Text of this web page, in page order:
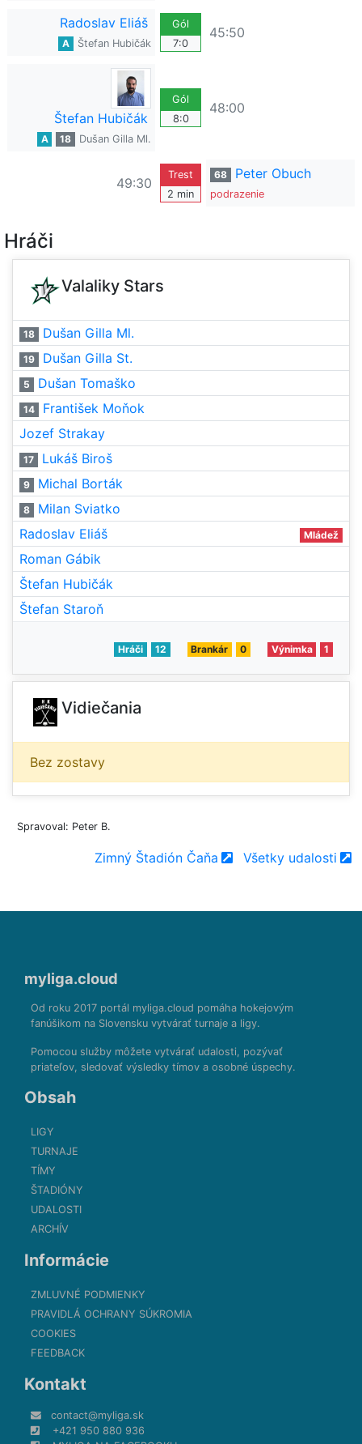
Radoslav Eliáš
A Štefan Hubičák
Gól
7:0
45:50
Štefan Hubičák
A 18 Dušan Gilla Ml.
Gól
8:0
48:00
49:30
Trest
2 min
68 Peter Obuch
podrazenie
Hráči
Valaliky Stars
18 Dušan Gilla Ml.
19 Dušan Gilla St.
5 Dušan Tomaško
14
František Moňok
Jozef Strakay
17 Lukáš Biroš
9 Michal Borták
8
Milan Sviatko
Radoslav Eliáš
Mládež
Roman Gábik
Štefan Hubičák
Štefan Staroň
Hráči 12 Brankár 0 Výnimka 1
Vidiečania
Bez zostavy
Spravoval: Peter B.
Zimný Štadión Čaňa Všetky udalosti
myliga.cloud
Od roku 2017 portál myliga.cloud pomáha hokejovým
fanúšikom na Slovensku vytvárať turnaje a ligy.
Pomocou služby môžete vytvárať udalosti, pozývať
priateľov, sledovať výsledky tímov a osobné úspechy.
Obsah
LIGY
TURNAJE
TÍMY
ŠTADIÓNY
UDALOSTI
ARCHÍV
Informácie
ZMLUVNÉ PODMIENKY
PRAVIDLÁ OCHRANY SÚKROMIA
COOKIES
FEEDBACK
Kontakt
contact@myliga.sk
+421 950 880 936